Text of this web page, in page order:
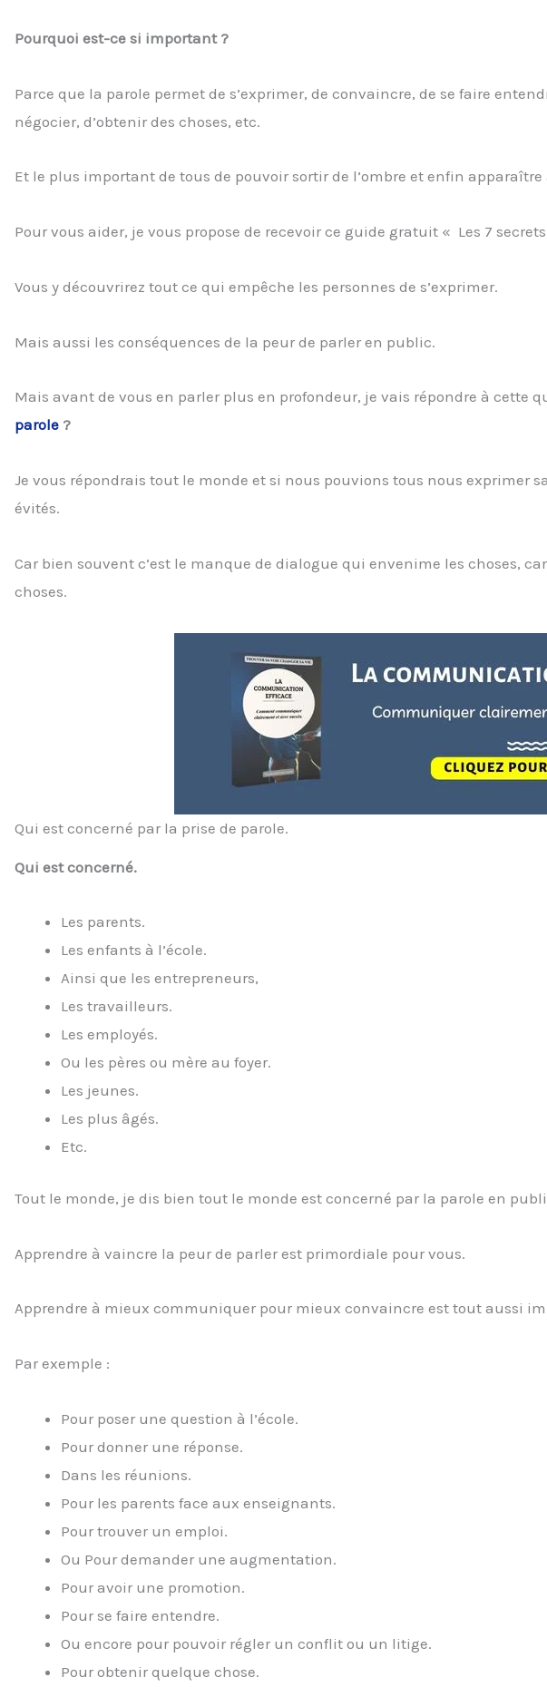
Pourquoi est-ce si important ?
Parce que la parole permet de s’exprimer, de convaincre, de se faire
négocier, d’obtenir des choses, etc.
Et le plus important de tous de pouvoir sortir de l’ombre et enfin
Pour vous aider, je vous propose de recevoir ce guide gratuit « Les 7
Vous y découvrirez tout ce qui empêche les personnes de s’exprimer.
Mais aussi les conséquences de la peur de parler en public.
Mais avant de vous en parler plus en profondeur, je vais répondre à cette
parole ?
Je vous répondrais tout le monde et si nous pouvions tous nous exprimer
évités.
Car bien souvent c’est le manque de dialogue qui envenime les choses,
choses.
Qui est concerné par la prise de parole.
Qui est concerné.
Les parents.
Les enfants à l’école.
Ainsi que les entrepreneurs,
Les travailleurs.
Les employés.
Ou les pères ou mère au foyer.
Les jeunes.
Les plus âgés.
Etc.
Tout le monde, je dis bien tout le monde est concerné par la parole en
Apprendre à vaincre la peur de parler est primordiale pour vous.
Apprendre à mieux communiquer pour mieux convaincre est tout aussi
Par exemple :
Pour poser une question à l’école.
Pour donner une réponse.
Dans les réunions.
Pour les parents face aux enseignants.
Pour trouver un emploi.
Ou Pour demander une augmentation.
Pour avoir une promotion.
Pour se faire entendre.
Ou encore pour pouvoir régler un conflit ou un litige.
Pour obtenir quelque chose.